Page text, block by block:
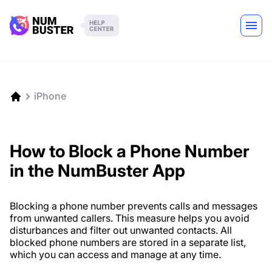
iPhone
How to Block a Phone Number
in the NumBuster App
Blocking a phone number prevents calls and messages
from unwanted callers. This measure helps you avoid
disturbances and filter out unwanted contacts. All
blocked phone numbers are stored in a separate list,
which you can access and manage at any time.